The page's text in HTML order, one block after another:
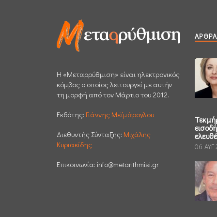
H «Μεταρρύθμιση» είναι ηλεκτρονικός
κόμβος ο οποίος λειτουργεί με αυτήν
τη μορφή από τον Μάρτιο του 2012.
Εκδότης: Γιάννης Μεϊμάρογλου
Διεθυντής Σύνταξης: Μιχάλης
Κυριακίδης
Επικοινωνία: info@metarithmisi.gr
ΆΡΘΡΑ
06 ΑΥΓ